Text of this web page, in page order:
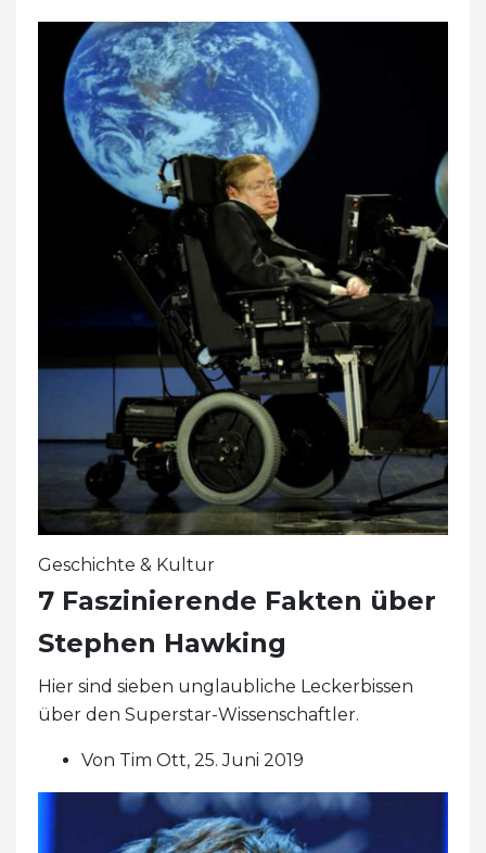
Geschichte & Kultur
7 Faszinierende Fakten über
Stephen Hawking
Hier sind sieben unglaubliche Leckerbissen
über den Superstar-Wissenschaftler.
Von Tim Ott, 25. Juni 2019